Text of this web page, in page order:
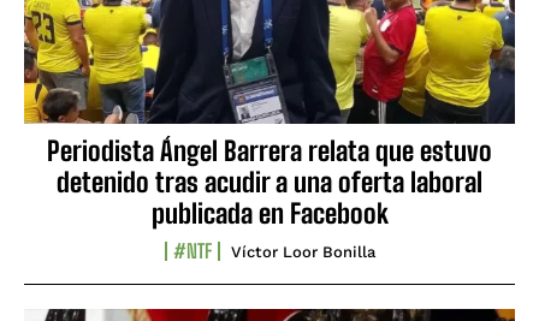
Periodista Ángel Barrera relata que estuvo
detenido tras acudir a una oferta laboral
publicada en Facebook
#NTF Víctor Loor Bonilla